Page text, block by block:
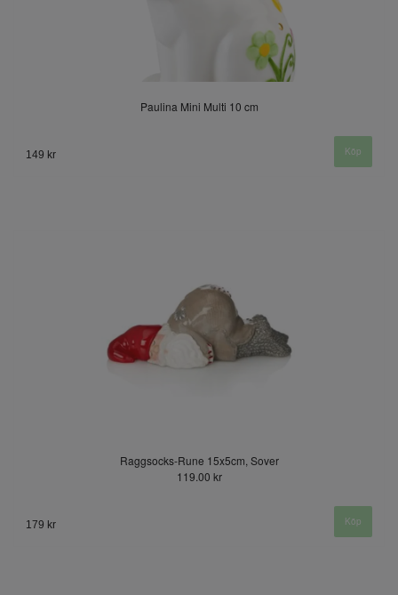
Paulina Mini Multi 10 cm
149 kr
Raggsocks-Rune 15x5cm, Sover
119.00 kr
179 kr